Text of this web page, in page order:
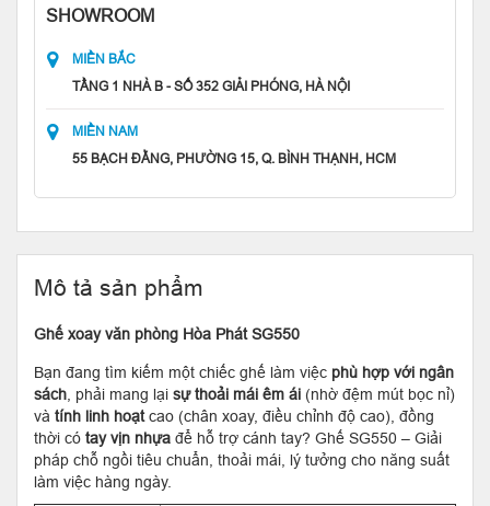
SHOWROOM
MIỀN BẮC
TẦNG 1 NHÀ B - SỐ 352 GIẢI PHÓNG, HÀ NỘI
MIỀN NAM
55 BẠCH ĐẰNG, PHƯỜNG 15, Q. BÌNH THẠNH, HCM
Mô tả sản phẩm
Ghế xoay văn phòng Hòa Phát SG550
Bạn đang tìm kiếm một chiếc ghế làm việc phù hợp với ngân
sách , phải mang lại sự thoải mái êm ái (nhờ đệm mút bọc nỉ)
và tính linh hoạtcao (chân xoay, điều chỉnh độ cao), đồng
thời có tay vịn nhựa để hỗ trợ cánh tay? Ghế SG550 – Giải
pháp chỗ ngồi tiêu chuẩn, thoải mái, lý tưởng cho năng suất
làm việc hàng ngày.